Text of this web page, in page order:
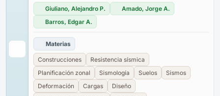
Giuliano, Alejandro P.
Amado, Jorge A.
Barros, Edgar A.
Materias
Construcciones
Resistencia sísmica
Planificación zonal
Sismología Suelos
Sismos
Deformación
Cargas
Diseño